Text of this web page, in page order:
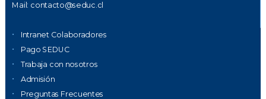
Mail: contacto@seduc.cl
Intranet Colaboradores
Pago SEDUC
Trabaja con nosotros
Admisión
Preguntas Frecuentes